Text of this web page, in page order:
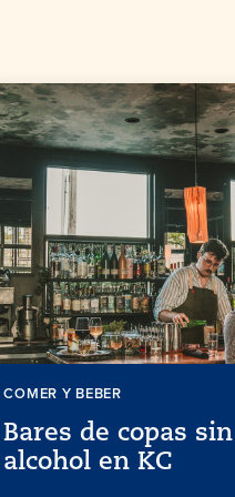
COMER Y BEBER
Bares de copas sin
alcohol en KC